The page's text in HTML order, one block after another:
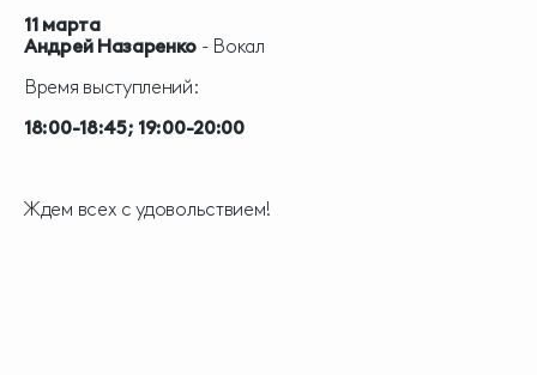
11 марта
Андрей Назаренко - Вокал
Время выступлений:
18:00-18:45; 19:00-20:00
Ждем всех с удовольствием!